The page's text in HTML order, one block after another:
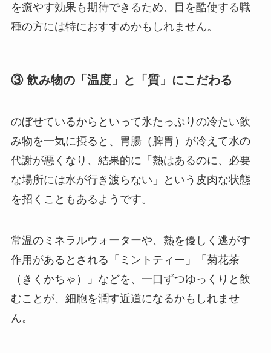
を癒やす効果も期待できるため、目を酷使する職
種の方には特におすすめかもしれません。
③ 飲み物の「温度」と「質」にこだわる
のぼせているからといって氷たっぷりの冷たい飲
み物を一気に摂ると、胃腸（脾胃）が冷えて水の
代謝が悪くなり、結果的に「熱はあるのに、必要
な場所には水が行き渡らない」という皮肉な状態
を招くこともあるようです。
常温のミネラルウォーターや、熱を優しく逃がす
作用があるとされる「ミントティー」「菊花茶
（きくかちゃ）」などを、一口ずつゆっくりと飲
むことが、細胞を潤す近道になるかもしれませ
ん。